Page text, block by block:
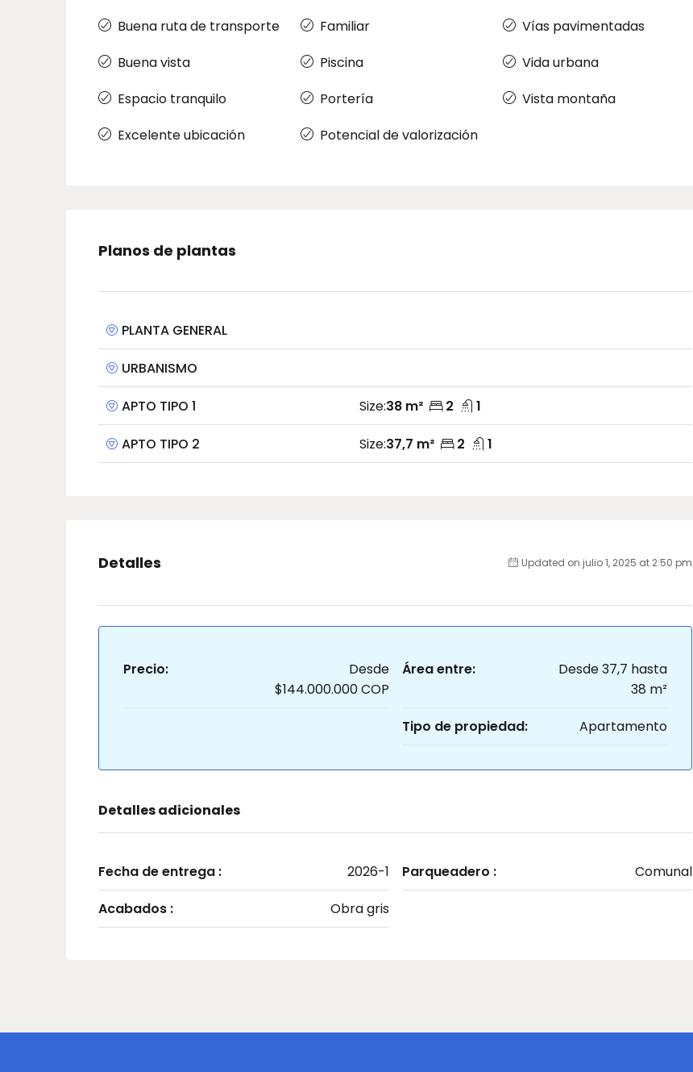
Buena ruta de transporte
Buena vista
Espacio tranquilo
Excelente ubicación
Familiar
Piscina
Portería
Potencial de valorización
Vías pavimentadas
Vida urbana
Vista montaña
Planos de plantas
PLANTA GENERAL
URBANISMO
APTO TIPO 1 Size:38 m² 2 1
APTO TIPO 2 Size:37,7 m² 2 1
Detalles Updated on julio 1, 2025 at 2:50 pm
Precio:
Desde
$144.000.000 COP
Área entre:
Desde 37,7 hasta
38 m²
Tipo de propiedad:
Apartamento
Detalles adicionales
Fecha de entrega :
2026-1
Acabados :
Obra gris
Parqueadero : Comunal